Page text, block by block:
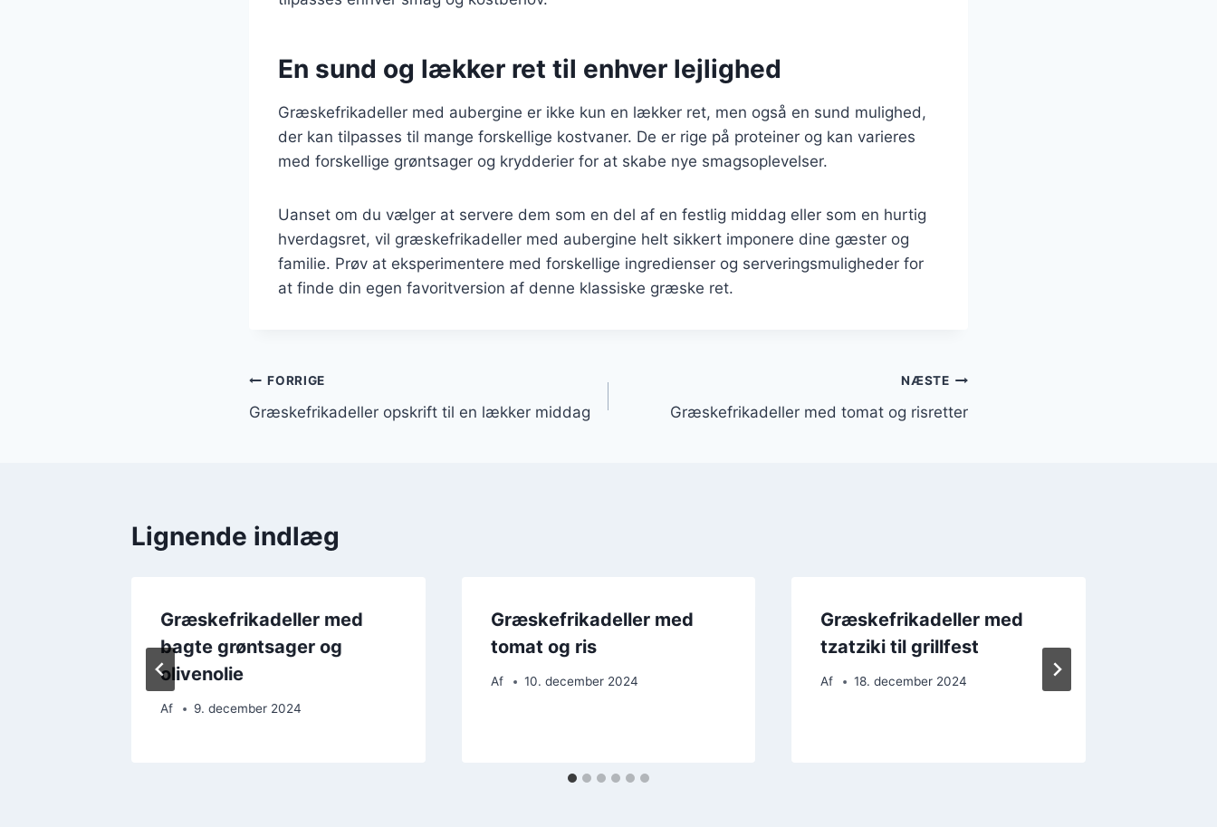
En sund og lækker ret til enhver lejlighed
Græskefrikadeller med aubergine er ikke kun en lækker ret, men også en sund mulighed,
der kan tilpasses til mange forskellige kostvaner. De er rige på proteiner og kan varieres
med forskellige grøntsager og krydderier for at skabe nye smagsoplevelser.
Uanset om du vælger at servere dem som en del af en festlig middag eller som en hurtig
hverdagsret, vil græskefrikadeller med aubergine helt sikkert imponere dine gæster og
familie. Prøv at eksperimentere med forskellige ingredienser og serveringsmuligheder for
at finde din egen favoritversion af denne klassiske græske ret.
Indlægsnavigation
FORRIGE
Græskefrikadeller opskrift til en lækker middag
NÆSTE
Græskefrikadeller med tomat og risretter
Lignende indlæg
Græskefrikadeller med
bagte grøntsager og
olivenolie
Af 9. december 2024
Græskefrikadeller med
tomat og ris
Af 10. december 2024
Græskefrikadeller med
tzatziki til grillfest
Af 18. december 2024